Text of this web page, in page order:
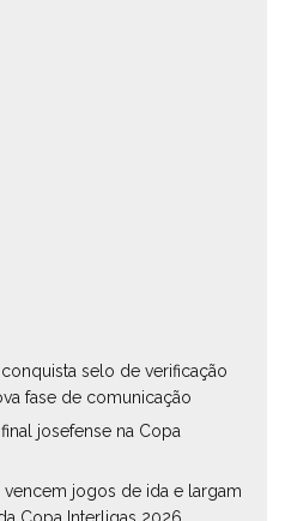
selo de verificação
fase de comunicação
josefense na Copa
jogos de ida e largam
Copa Interligas 2026